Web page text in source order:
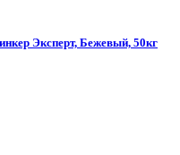
Эксперт, Бежевый, 50кг